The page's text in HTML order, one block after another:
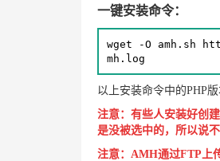
一键安装命令：
wget -O amh.sh
mh.log
以上安装命令中的PHP
注意： 有些人安装好创
是没被选中的，所以说不
注意：AMH通过FTP上